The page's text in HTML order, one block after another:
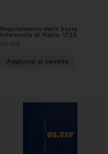
Regolamento della Sacra
Infermeria di Malta. 1725
140,00€
Aggiungi al carrello